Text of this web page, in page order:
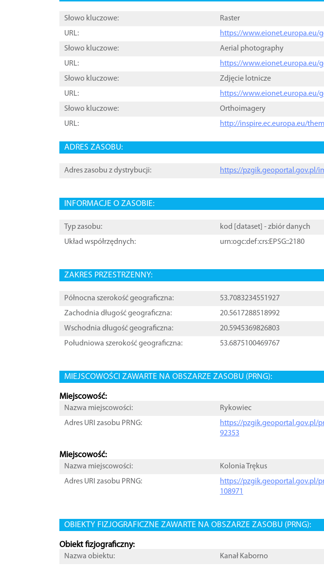
Słowo kluczowe:
Raster
URL:
https://www.eionet.europa.eu/
Słowo kluczowe:
Aerial photography
URL:
https://www.eionet.europa.eu/
Słowo kluczowe:
Zdjęcie lotnicze
URL:
https://www.eionet.europa.eu/
Słowo kluczowe:
Orthoimagery
URL:
http://inspire.ec.europa.eu/
ADRES ZASOBU:
Adres zasobu z dystrybucji: https://pzgik.geoportal.gov.pl/
INFORMACJE O ZASOBIE:
Typ zasobu: kod [ dataset ] - zbiór danych
Układ współrzędnych:
urn:ogc:def:crs:EPSG::2180
ZAKRES PRZESTRZENNY:
Północna szerokość geograficzna:
53.7083234551927
Zachodnia długość geograficzna:
20.5617288518992
Wschodnia długość geograficzna:
20.5945369826803
Południowa szerokość geograficzna:
53.6875100469767
MIEJSCOWOŚCI ZAWARTE NA OBSZARZE ZASOBU (PRNG):
Miejscowość:
Nazwa miejscowości:
Rykowiec
Adres URI zasobu PRNG:
https://pzgik.geoportal.gov.pl/
92353
Miejscowość:
Nazwa miejscowości:
Kolonia Trękus
Adres URI zasobu PRNG:
https://pzgik.geoportal.gov.pl/
108971
OBIEKTY FIZJOGRAFICZNE ZAWARTE NA OBSZARZE ZASOBU (PRNG):
Obiekt fizjograficzny:
Nazwa obiektu:
Kanał Kaborno